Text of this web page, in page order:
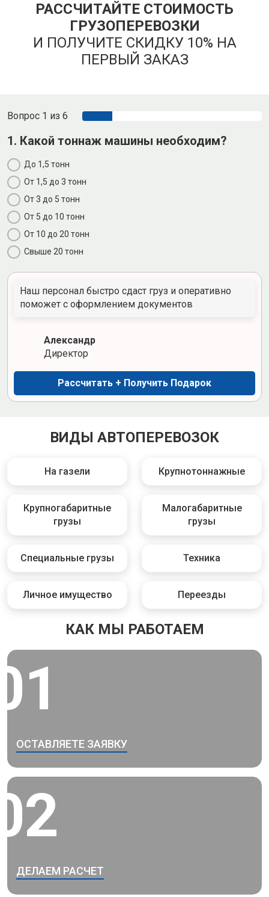
РАССЧИТАЙТЕ СТОИМОСТЬ
ГРУЗОПЕРЕВОЗКИ
И ПОЛУЧИТЕ СКИДКУ 10% НА
ПЕРВЫЙ ЗАКАЗ
Вопрос 1 из 6
1. Какой тоннаж машины необходим?
До 1,5 тонн
От 1,5 до 3 тонн
От 3 до 5 тонн
От 5 до 10 тонн
От 10 до 20 тонн
Свыше 20 тонн
Наш персонал быстро сдаст груз и оперативно
поможет с оформлением документов
Александр
Директор
Рассчитать + Получить Подарок
ВИДЫ АВТОПЕРЕВОЗОК
На газели Крупнотоннажные
Крупногабаритные
грузы
Малогабаритные
грузы
Специальные грузы Техника
Личное имущество Переезды
КАК МЫ РАБОТАЕМ
ОСТАВЛЯЕТЕ ЗАЯВКУ
ДЕЛАЕМ РАСЧЕТ